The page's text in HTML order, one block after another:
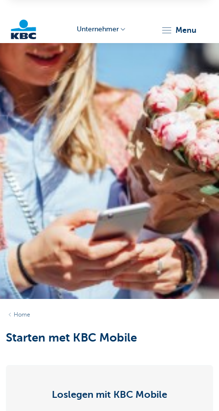
Unternehmer
Unternehmer menu
Home
Starten met KBC Mobile
Loslegen mit KBC Mobile